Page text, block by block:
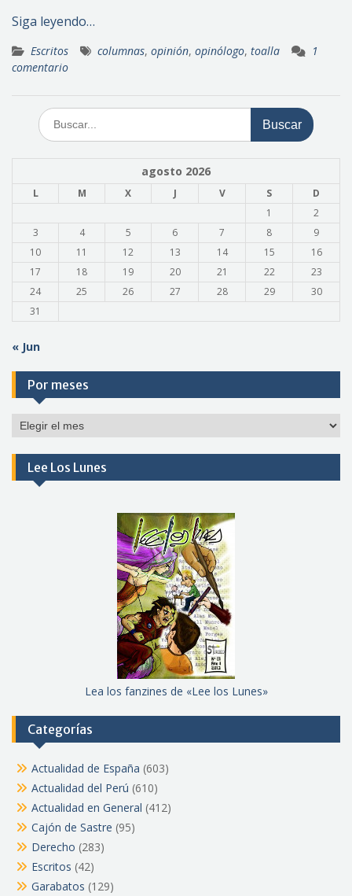
Siga leyendo…
Escritos columnas, opinión, opinólogo, toalla
1
comentario
Buscar:
agosto 2026
L M X J V S
D
1
2
3
4 5 6 7 8
9
10
11 12 13 14 15
16
17
18 19 20 21 22
23
24
25 26 27 28 29
30
31
« Jun
Por meses
Por
Lee Los Lunes
Lea los fanzines de «Lee los Lunes»
Categorías
Actualidad de España (603)
Actualidad del Perú (610)
Actualidad en General (412)
Cajón de Sastre (95)
Derecho (283)
Escritos (42)
Garabatos (129)